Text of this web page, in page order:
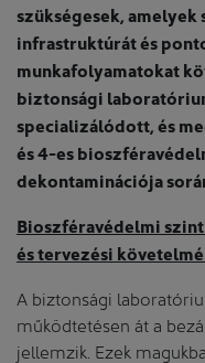
szükségesek,
infrastruktúrát és
munkafolyamatokat
biztonsági
specializálódott, és
és 4-es
dekontaminációja
Bioszféravédelmi
és tervezési
A biztonsági
működtetésen át a
jellemzik. Ezek